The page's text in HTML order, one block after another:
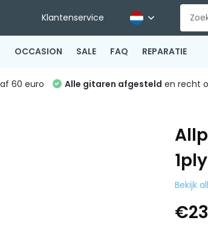
Klantenservice
OCCASION SALE FAQ REPARATIE
60 euro Alle gitaren afgesteld en recht
1ply
Bekijk